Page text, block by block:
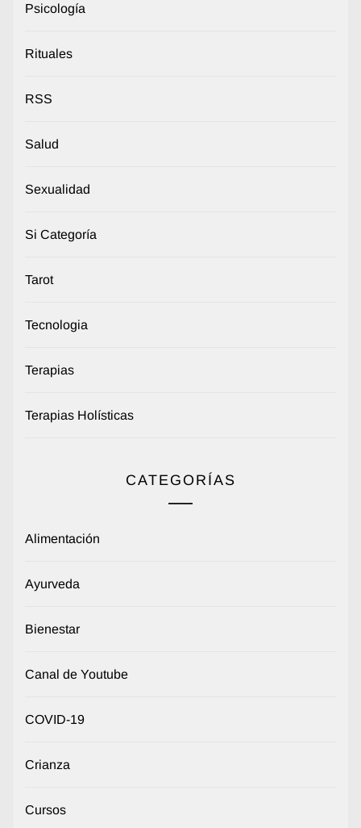
Psicología
Rituales
RSS
Salud
Sexualidad
Si Categoría
Tarot
Tecnologia
Terapias
Terapias Holísticas
CATEGORÍAS
Alimentación
Ayurveda
Bienestar
Canal de Youtube
COVID-19
Crianza
Cursos